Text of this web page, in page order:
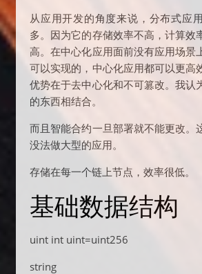
从应用开发的角度来说，分布式应用的场景没有那么
多。因为它的存储效率不高，计算效
高。在中心化应用面前没有应用场景
可以实现的，中心化应用都可以更高
优势在于去中心化和不可篡改。我认
的东西相结合。
而且智能合约一旦部署就不能更改。
没法做大型的应用。
存储在每一个链上节点，效率很低。
基础数据结构
uint int uint=uint256
string